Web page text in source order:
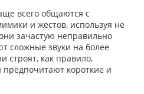
всего общаются с
и жестов, используя не
зачастую неправильно
сложные звуки на более
строят, как правило,
короткие и